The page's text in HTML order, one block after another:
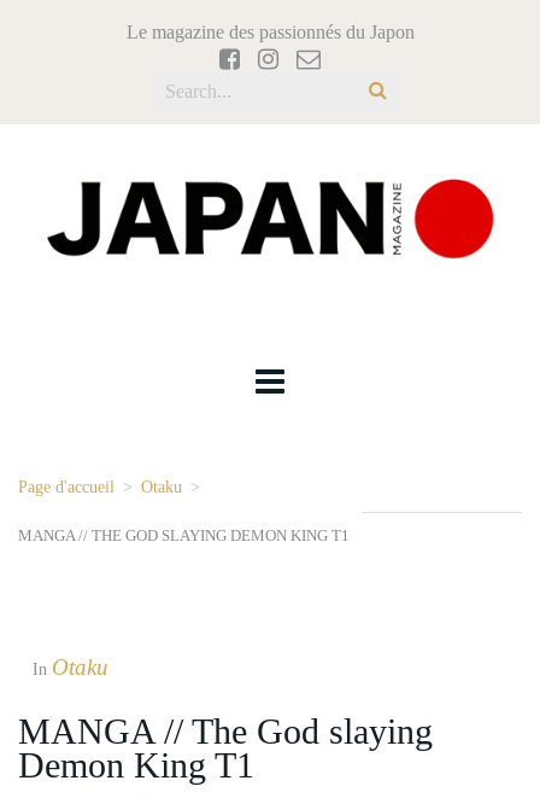
Le magazine des passionnés du Japon
Page d'accueil > Otaku >
MANGA // THE GOD SLAYING DEMON KING T1
In Otaku
MANGA // The God slaying
Demon King T1